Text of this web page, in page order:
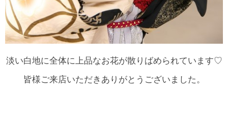
淡い白地に全体に上品なお花が散りばめられています♡
皆様ご来店いただきありがとうございました。